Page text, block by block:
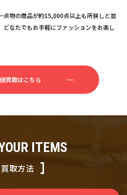
点物の商品が約15,000点以上も所狭しと並
なたでもお手軽にファッションをお楽し
買取はこちら
ITEMS
買取方法